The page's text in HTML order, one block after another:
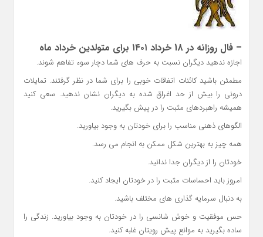
– فال روزانه در 18 خرداد ۱۴۰۱ برای متولدین خرداد ماه
اجازه ندهید دیگران نسبت به حرف های شما دچار سوء تفاهم شوند.
مطمئن باشید کائنات اتفاقات خوبی را برای شما در نظر گرفتند. تمایلات
درونی را بیش از حد اغراق شده به دیگران نشان ندهید. سعی کنید
همیشه راهبردهای مثبت را در پیش بگیرید.
الگوهای ذهنی مناسب را برای خودتان به وجود بیاورید.
همه چیز به بهترین شکل ممکن به انجام می رسد.
خودتان را از دیگران جدا ندانید.
امروز باید احساسات مثبت را در خودتان ایجاد کنید.
به دنبال سرمایه گذاری های مختلف باشید.
حس موفقیت و خوش شانسی را در خودتان به وجود بیاورید. زندگی را
ساده بگیرید به موانع پیش رویتان غلبه کنید.